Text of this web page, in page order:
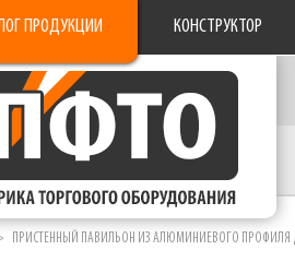
ПРОДУКЦИИ КОНСТРУКТОР
ПРИСТЕННЫЙ ПАВИЛЬОН ИЗ АЛЮМИНИЕВОГО ПРОФИЛЯ